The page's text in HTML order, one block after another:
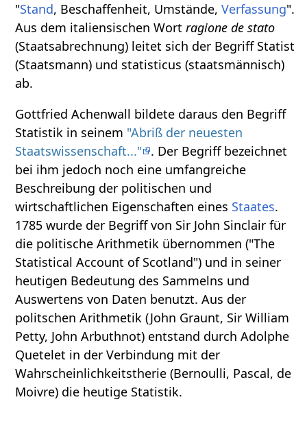
"Stand, Beschaffenheit, Umstände,Verfassung".
Aus dem italiensischen Wortragione de stato
(Staatsabrechnung) leitet sich der Begriff Statist
(Staatsmann) und statisticus (staatsmännisch)
ab.
Gottfried Achenwall bildete daraus den Begriff
Statistik in seinem "Abriß der neuesten
Staatswissenschaft..." . Der Begriff bezeichnet
bei ihm jedoch noch eine umfangreiche
Beschreibung der politischen und
wirtschaftlichen Eigenschaften eines Staates.
1785 wurde der Begriff von Sir John Sinclair für
die politische Arithmetik übernommen ("The
Statistical Account of Scotland") und in seiner
heutigen Bedeutung des Sammelns und
Auswertens von Daten benutzt. Aus der
politschen Arithmetik (John Graunt, Sir William
Petty, John Arbuthnot) entstand durch Adolphe
Quetelet in der Verbindung mit der
Wahrscheinlichkeitstherie (Bernoulli, Pascal, de
Moivre) die heutige Statistik.